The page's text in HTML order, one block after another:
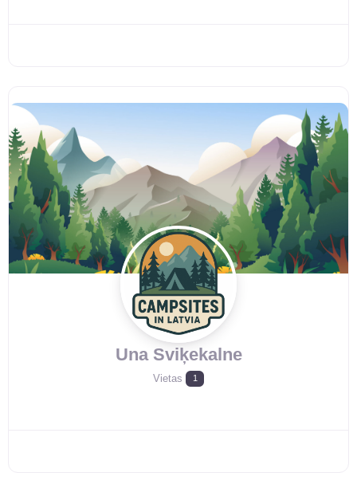
Una Sviķekalne
Vietas 1